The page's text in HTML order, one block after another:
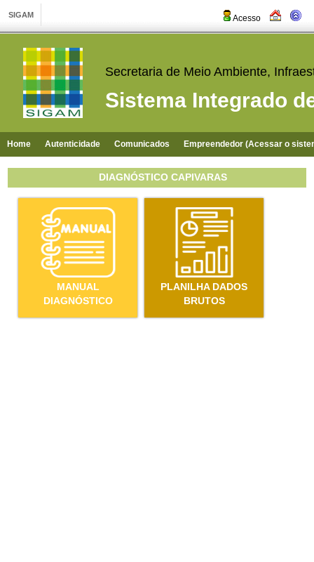
Acesso
Secretaria de Meio Ambiente,
Sistema Integrado
Home Autenticidade Comunicados Empreendedor (Acessar o
DIAGNÓSTICO CAPIVARAS
MANUAL
DIAGNÓSTICO
PLANILHA DADOS
BRUTOS